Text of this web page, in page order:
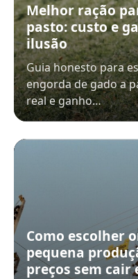
Melhor ração
pasto: custo e
ilusão
Guia honesto para
engorda de gado a
real e ganho…
Como escolher
pequena
preços sem cair